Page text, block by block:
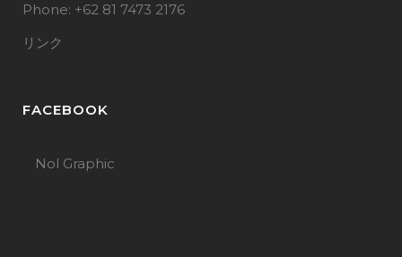
Phone: +62 81 7473 2176
リンク
FACEBOOK
Nol Graphic